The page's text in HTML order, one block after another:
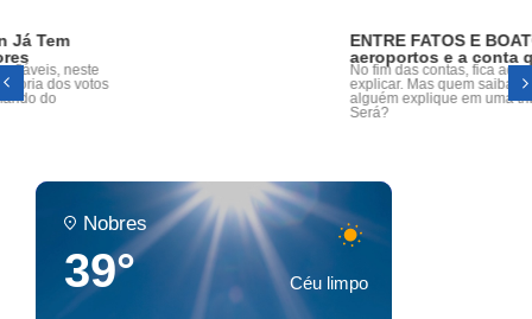
ENTRE FATOS E BOATOS: Máscaras,
aeroportos e a conta que nunca fecha
No fim das contas, fica aquela sensação difícil de
explicar. Mas quem saiba, dia 28 de Abril ás 19h,
alguém explique em uma tribuna de câmara!
Nobres
39° Céu limpo